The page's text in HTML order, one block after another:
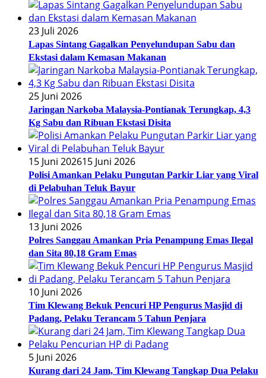
23 Juli 2026
Lapas Sintang Gagalkan Penyelundupan Sabu dan
Ekstasi dalam Kemasan Makanan
25 Juni 2026
Jaringan Narkoba Malaysia-Pontianak Terungkap, 4,3
Kg Sabu dan Ribuan Ekstasi Disita
15 Juni 202615 Juni 2026
Polisi Amankan Pelaku Pungutan Parkir Liar yang Viral
di Pelabuhan Teluk Bayur
13 Juni 2026
Polres Sanggau Amankan Pria Penampung Emas Ilegal
dan Sita 80,18 Gram Emas
10 Juni 2026
Tim Klewang Bekuk Pencuri HP Pengurus Masjid di
Padang, Pelaku Terancam 5 Tahun Penjara
5 Juni 2026
Kurang dari 24 Jam, Tim Klewang Tangkap Dua Pelaku